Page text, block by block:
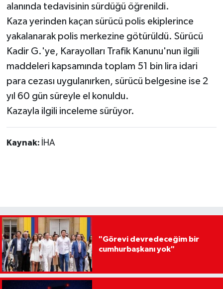
alanında tedavisinin sürdüğü öğrenildi.
Kaza yerinden kaçan sürücü polis ekiplerince
yakalanarak polis merkezine götürüldü. Sürücü
Kadir G.'ye, Karayolları Trafik Kanunu'nun ilgili
maddeleri kapsamında toplam 51 bin lira idari
para cezası uygulanırken, sürücü belgesine ise 2
yıl 60 gün süreyle el konuldu.
Kazayla ilgili inceleme sürüyor.
Kaynak: İHA
"Görevi devredeceğim bir
cumhurbaşkanı yok"